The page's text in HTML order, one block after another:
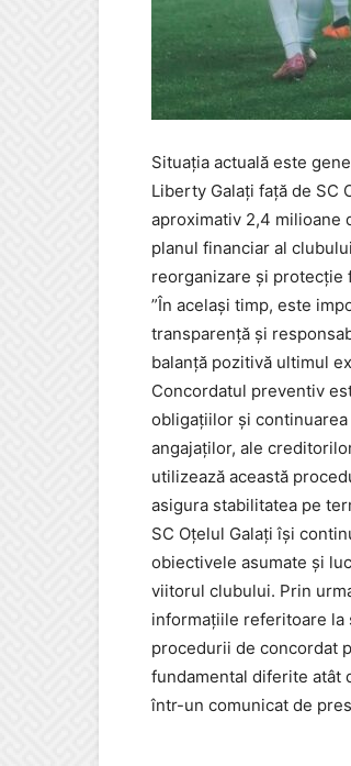
Situația actuală este
Liberty Galați față de SC
aproximativ 2,4 milioane
planul financiar al
reorganizare și protecție
”În același timp, este
transparență și
balanță pozitivă ultimul
Concordatul preventiv
obligațiilor și
angajaților, ale
utilizează această
asigura stabilitatea pe
SC Oțelul Galați își
obiectivele asumate și
viitorul clubului. Prin
informațiile referitoare la
procedurii de concordat
fundamental diferite atât
într-un comunicat de